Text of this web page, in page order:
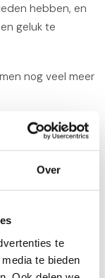
Over
te
te bieden
hebben, en
geluk te
nog veel meer
zo doe je het